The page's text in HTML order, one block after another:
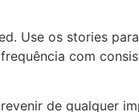
Use os stories
com
de qualquer